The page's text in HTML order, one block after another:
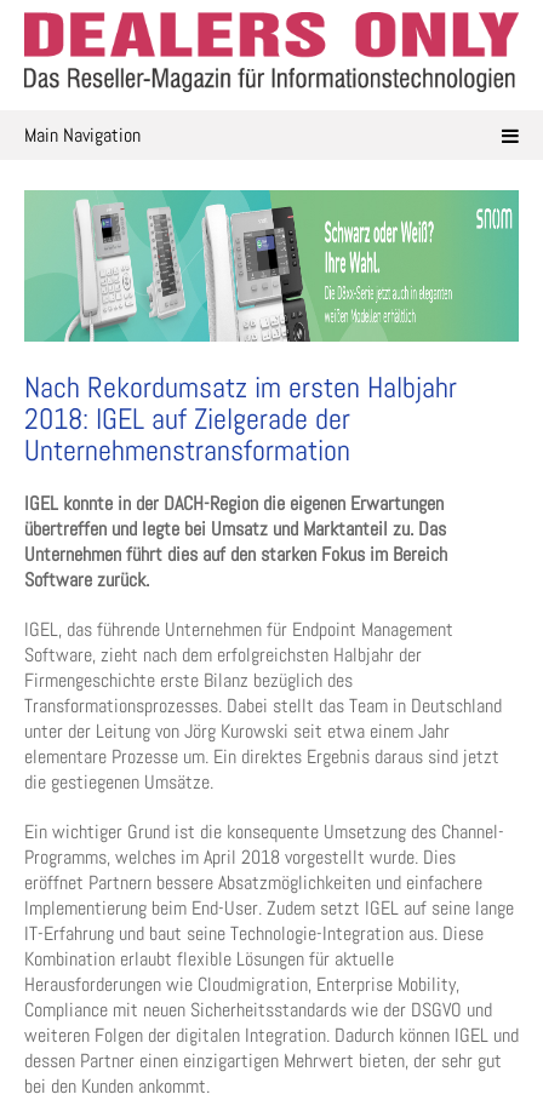
Skip
content
Main Navigation
Nach Rekordumsatz im ersten Halbjahr
2018: IGEL auf Zielgerade der
Unternehmenstransformation
IGEL konnte in der DACH-Region die eigenen Erwartungen
übertreffen und legte bei Umsatz und Marktanteil zu. Das
Unternehmen führt dies auf den starken Fokus im Bereich
Software zurück.
IGEL, das führende Unternehmen für Endpoint Management
Software, zieht nach dem erfolgreichsten Halbjahr der
Firmengeschichte erste Bilanz bezüglich des
Transformationsprozesses. Dabei stellt das Team in Deutschland
unter der Leitung von Jörg Kurowski seit etwa einem Jahr
elementare Prozesse um. Ein direktes Ergebnis daraus sind jetzt
die gestiegenen Umsätze.
Ein wichtiger Grund ist die konsequente Umsetzung des Channel-
Programms, welches im April 2018 vorgestellt wurde. Dies
eröffnet Partnern bessere Absatzmöglichkeiten und einfachere
Implementierung beim End-User. Zudem setzt IGEL auf seine lange
IT-Erfahrung und baut seine Technologie-Integration aus. Diese
Kombination erlaubt flexible Lösungen für aktuelle
Herausforderungen wie Cloudmigration, Enterprise Mobility,
Compliance mit neuen Sicherheitsstandards wie der DSGVO und
weiteren Folgen der digitalen Integration. Dadurch können IGEL und
dessen Partner einen einzigartigen Mehrwert bieten, der sehr gut
bei den Kunden ankommt.